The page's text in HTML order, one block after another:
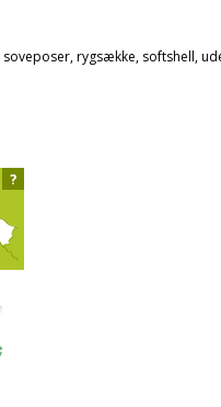
rygsække, softshell,
?